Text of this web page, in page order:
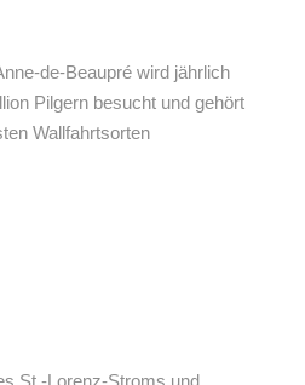
de-Beaupré wird jährlich
Pilgern besucht und gehört
Wallfahrtsorten
St.-Lorenz-Stroms und